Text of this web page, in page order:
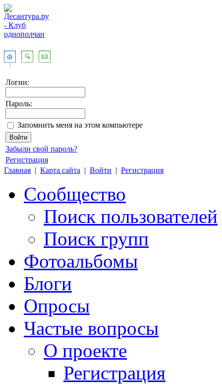
Логин:
Пароль:
Запомнить меня на этом компьютере
Забыли свой пароль?
Регистрация
Главная | Карта сайта | Войти | Регистрация
Сообщество
Поиск пользователей
Поиск групп
Фотоальбомы
Блоги
Опросы
Частые вопросы
О проекте
Регистрация